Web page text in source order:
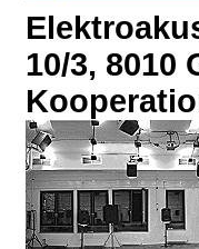
10/3, 8010